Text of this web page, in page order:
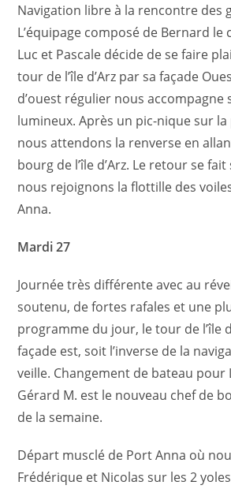
Navigation libre à la rencontre des
L’équipage composé de Bernard le
Luc et Pascale décide de se faire
tour de l’île d’Arz par sa façade
d’ouest régulier nous accompagne
lumineux.Après un pic-nique sur la
nous attendons la renverse en
bourg de l’île d’Arz. Le retour se
nous rejoignons la flottille des
Anna.
Mardi 27
Journée très différente avec au
soutenu, de fortes rafales et une
programme du jour, le tour de l’île
façade est, soit l’inverse de la
veille. Changement de bateau pour
Gérard M. est le nouveau chef de
de la semaine.
Départ musclé de Port Anna où
Frédérique et Nicolas sur les 2